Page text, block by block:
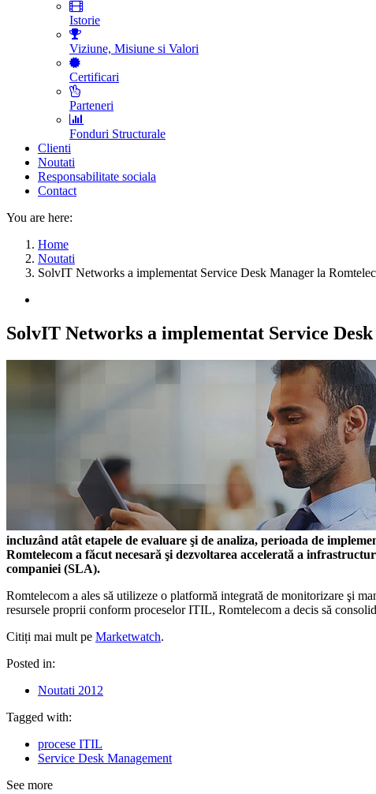
Istorie
Viziune, Misiune si Valori
Certificari
Parteneri
Fonduri Structurale
Clienti
Noutati
Responsabilitate sociala
Contact
You are here:
Home
Noutati
SolvIT Networks a implementat Service Desk Manager la
SolvIT Networks a implementat Service
incluzând atât etapele de evaluare şi de analiza, perioada de
Romtelecom a făcut necesară şi dezvoltarea accelerată a
companiei (SLA).
Romtelecom a ales să utilizeze o platformă integrată de monitorizare şi
resursele proprii conform proceselor ITIL, Romtelecom a decis să
Citiți mai mult pe Marketwatch.
Posted in:
Noutati 2012
Tagged with:
procese ITIL
Service Desk Management
See more